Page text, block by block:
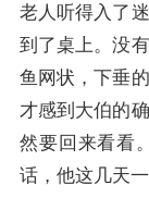
老人听得入了
到了桌上。没
鱼网状，下垂
才感到大伯的
然要回来看看
话，他这几天